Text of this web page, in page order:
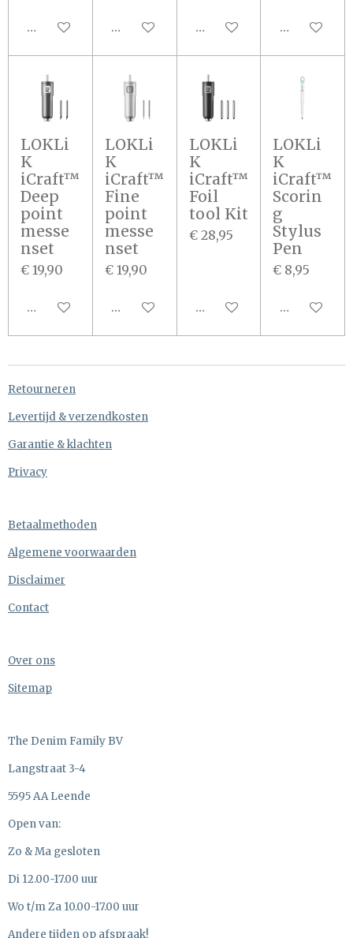
In winkelwagenIn winkelwagenIn winkelwagen
In
LOKLi
K
iCraft™
Deep
point
messe
nset
€ 19,90
In winkelwagen
LOKLi
K
iCraft™
Fine
point
messe
nset
€ 19,90
In winkelwagen
LOKLi
K
iCraft™
Foil
tool Kit
€ 28,95
In winkelwagen
LOKLi
K
iCraft™
Scorin
g
Stylus
Pen
€ 8,95
In
Retourneren
Levertijd & verzendkosten
Garantie & klachten
Privacy
Betaalmethoden
Algemene voorwaarden
Disclaimer
Contact
Over ons
Sitemap
The Denim Family BV
Langstraat 3-4
5595 AA Leende
Open van:
Zo & Ma gesloten
Di 12.00-17.00 uur
Wo t/m Za 10.00-17.00 uur
Andere tijden op afspraak!